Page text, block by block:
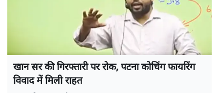
खान सर की गिरफ्तारी पर रोक, पटना कोचिंग फायरिंग
विवाद में मिली राहत